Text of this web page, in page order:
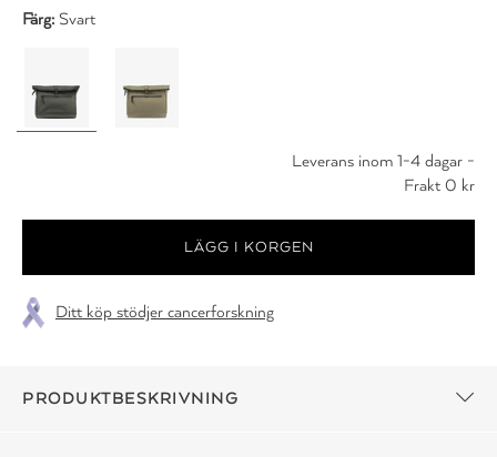
Färg: Svart
Leverans inom 1-4 dagar -
Frakt 0 kr
Ditt köp stödjer cancerforskning
PRODUKTBESKRIVNING